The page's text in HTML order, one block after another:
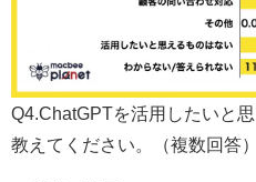
Q4.ChatGPTを活用したいと
教えてください。（複数回答）